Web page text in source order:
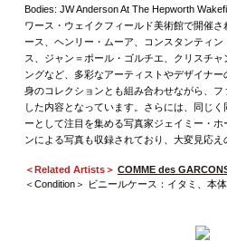
Bodies: JW Anderson At The Hepworth
ワース・ウェイクフィールド美術館で開催
ース、ヘンリー・ムーア、コンスタンティ
ス、ジャン＝ポール・ゴルチエ、クリスチ
ングなど、多彩なアーティストやデザイナ
身のコレクションとも組み合わせながら、
した内容となっています。さらには、同じ
ーとして注目を集める写真家ジェイミー・
ンによる写真も収録されており、大変見応え
＜Related Artists＞ COMME des
＜Condition＞ ビニールケース：イタミ、本